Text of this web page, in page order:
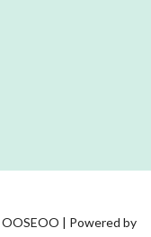
OOSEOO | Powered by